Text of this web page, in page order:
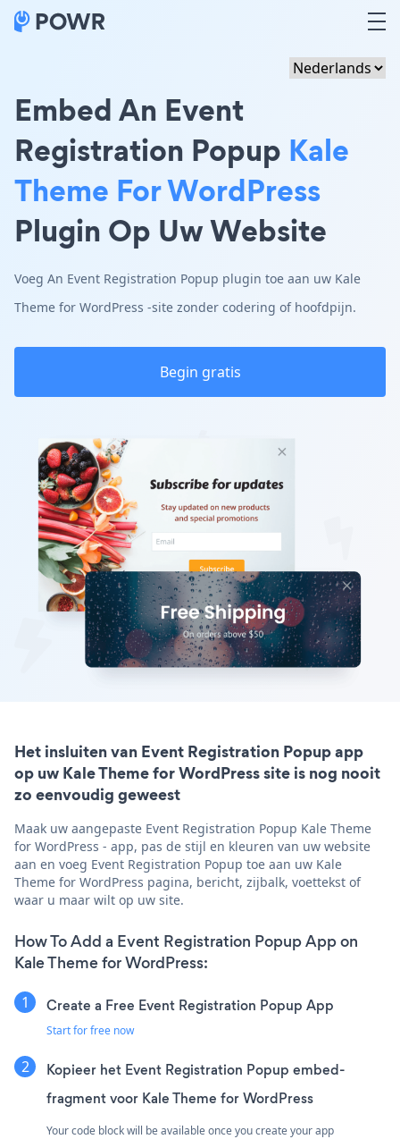
Embed An Event
Registration Popup Kale
Theme For WordPress
Plugin Op Uw Website
Voeg An Event Registration Popup plugin toe aan uw Kale
Theme for WordPress -site zonder codering of hoofdpijn.
Begin gratis
Het insluiten van Event Registration Popup app
op uw Kale Theme for WordPress site is nog nooit
zo eenvoudig geweest
Maak uw aangepaste Event Registration Popup Kale Theme
for WordPress - app, pas de stijl en kleuren van uw website
aan en voeg Event Registration Popup toe aan uw Kale
Theme for WordPress pagina, bericht, zijbalk, voettekst of
waar u maar wilt op uw site.
How To Add a Event Registration Popup App on
Kale Theme for WordPress:
Create a Free Event Registration Popup App
Start for free now
Kopieer het Event Registration Popup embed-
fragment voor Kale Theme for WordPress
Your code block will be available once you create your app